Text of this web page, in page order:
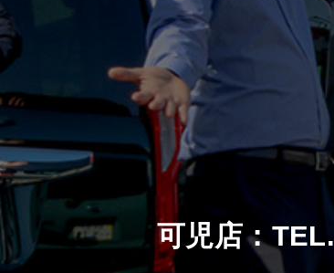
可児店：TEL.